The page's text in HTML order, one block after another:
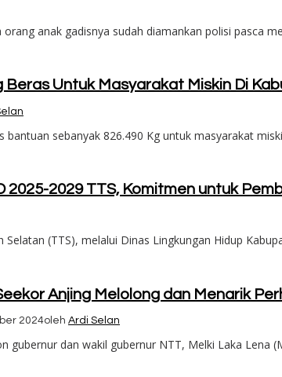
anak gadisnya sudah diamankan polisi pasca
Beras Untuk Masyarakat Miskin Di
bantuan sebanyak 826.490 Kg untuk masyarakat
2025-2029 TTS, Komitmen untuk
(TTS), melalui Dinas Lingkungan Hidup
Anjing Melolong dan Menarik
2024oleh Ardi Selan
gubernur dan wakil gubernur NTT, Melki Laka Lena